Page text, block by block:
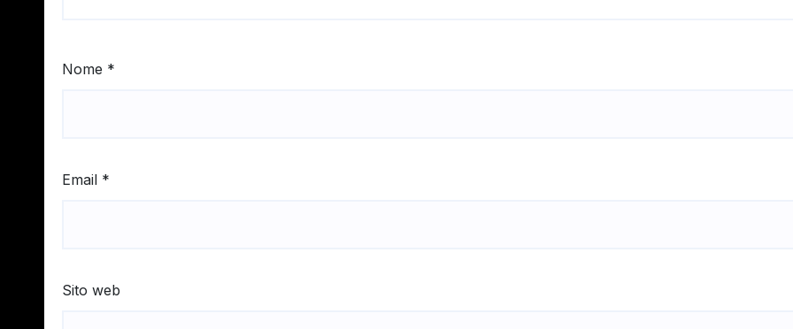
Nome *
Email *
Sito web